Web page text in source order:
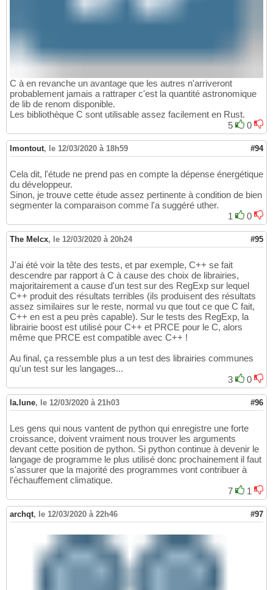
C à en revanche un avantage que les autres n'arriveront
probablement jamais a rattraper c'est la quantité astronomique
de lib de renom disponible.
Les bibliothèque C sont utilisable assez facilement en Rust.
5
0
lmontout, le 12/03/2020 à 18h59 #94
Cela dit, l'étude ne prend pas en compte la dépense énergétique
du développeur.
Sinon, je trouve cette étude assez pertinente à condition de bien
segmenter la comparaison comme l'a suggéré uther.
1
0
The Melcx, le 12/03/2020 à 20h24 #95
J'ai été voir la tête des tests, et par exemple, C++ se fait
descendre par rapport à C à cause des choix de librairies,
majoritairement a cause d'un test sur des RegExp sur lequel
C++ produit des résultats terribles (ils produisent des résultats
assez similaires sur le reste, normal vu que tout ce que C fait,
C++ en est a peu près capable). Sur le tests des RegExp, la
librairie boost est utilisé pour C++ et PRCE pour le C, alors
même que PRCE est compatible avec C++ !
Au final, ça ressemble plus a un test des librairies communes
qu'un test sur les langages...
3
0
la.lune, le 12/03/2020 à 21h03 #96
Les gens qui nous vantent de python qui enregistre une forte
croissance, doivent vraiment nous trouver les arguments
devant cette position de python. Si python continue à devenir le
langage de programme le plus utilisé donc prochainement il faut
s'assurer que la majorité des programmes vont contribuer à
l'échauffement climatique.
7
1
archqt, le 12/03/2020 à 22h46 #97